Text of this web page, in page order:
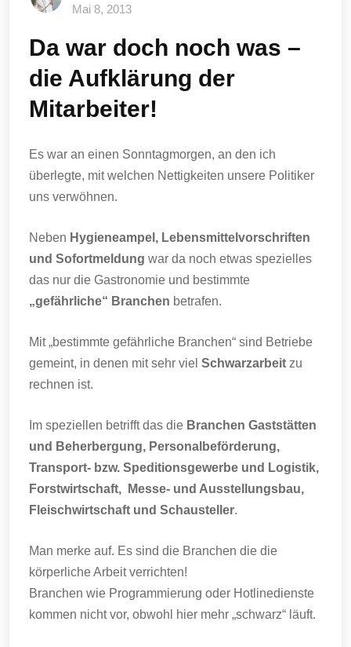
Mai 8, 2013
Da war doch noch was –
die Aufklärung der
Mitarbeiter!
Es war an einen Sonntagmorgen, an den ich
überlegte, mit welchen Nettigkeiten unsere Politiker
uns verwöhnen.
Neben Hygieneampel, Lebensmittelvorschriften
und Sofortmeldung war da noch etwas spezielles
das nur die Gastronomie und bestimmte
„gefährliche“ Branchen betrafen.
Mit „bestimmte gefährliche Branchen“ sind Betriebe
gemeint, in denen mit sehr viel Schwarzarbeit zu
rechnen ist.
Im speziellen betrifft das die Branchen Gaststätten
und Beherbergung, Personalbeförderung,
Transport- bzw. Speditionsgewerbe und Logistik,
Forstwirtschaft, Messe- und Ausstellungsbau,
Fleischwirtschaft und Schausteller.
Man merke auf. Es sind die Branchen die die
körperliche Arbeit verrichten!
Branchen wie Programmierung oder Hotlinedienste
kommen nicht vor, obwohl hier mehr „schwarz“ läuft.